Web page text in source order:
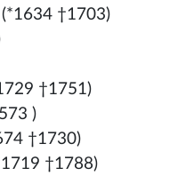
(*1634 †1703)
†1751)
)
†1730)
†1788)